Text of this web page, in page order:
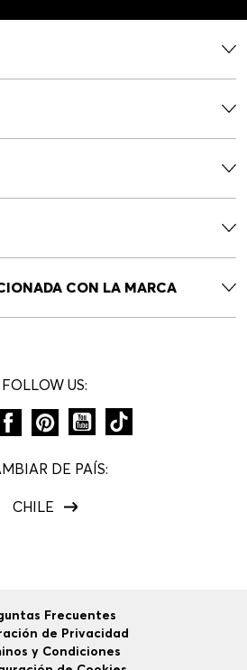
CON LA MARCA
FOLLOW US:
DE PAÍS:
CHILE
Frecuentes
de Privacidad
y Condiciones